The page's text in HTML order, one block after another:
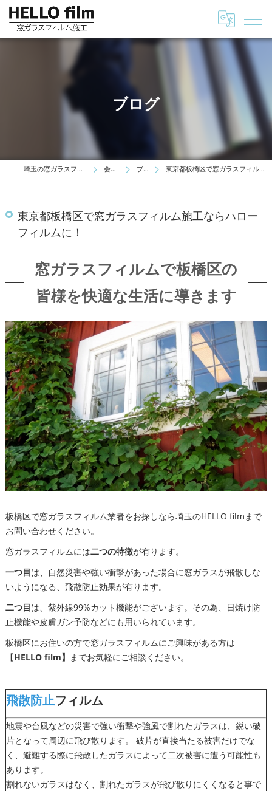
ブログ
埼玉の窓ガラスフィルムはHELLO film 会社情報 ブログ 東京都板橋区で窓ガラスフィルム施工ならハローフィルムに！
東京都板橋区で窓ガラスフィルム施工ならハロー
フィルムに！
窓ガラスフィルムで板橋区の
皆様を快適な生活に導きます
板橋区で窓ガラスフィルム業者をお探しなら埼玉のHELLO filmまで
お問い合わせください。
窓ガラスフィルムには二つの特徴が有ります。
一つ目は、自然災害や強い衝撃があった場合に窓ガラスが飛散しな
いようになる、飛散防止効果が有ります。
二つ目は、紫外線99%カット機能がございます。その為、日焼け防
止機能や皮膚ガン予防などにも用いられています。
板橋区にお住いの方で窓ガラスフィルムにご興味がある方は
【HELLO film】 までお気軽にご相談ください。
飛散防止フィルム
地震や台風などの災害で強い衝撃や強風で割れたガラスは、鋭い破
片となって周辺に飛び散ります。 破片が直接当たる被害だけでな
く、避難する際に飛散したガラスによって二次被害に遭う可能性も
あります。
割れないガラスはなく、割れたガラスが飛び散りにくくなると事で